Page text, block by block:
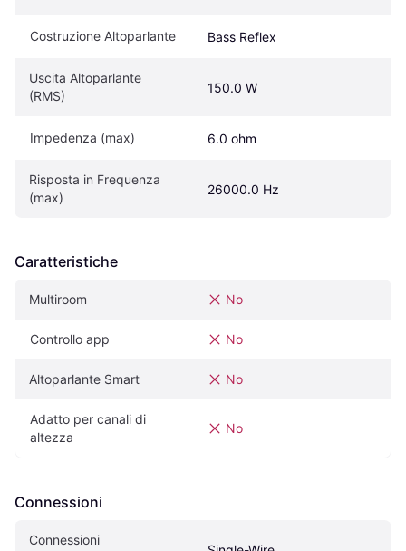
Costruzione Altoparlante Bass Reflex
Uscita Altoparlante
(RMS)
150.0 W
Impedenza (max) 6.0 ohm
Risposta in Frequenza
(max)
26000.0 Hz
Caratteristiche
Multiroom No
Controllo app No
Altoparlante Smart No
Adatto per canali di
altezza
No
Connessioni
Connessioni